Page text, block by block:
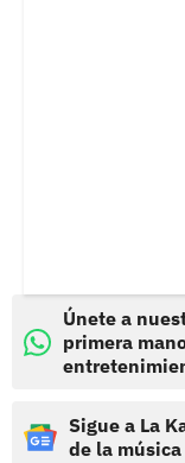
Únete a
primera
Sigue a La
de la música